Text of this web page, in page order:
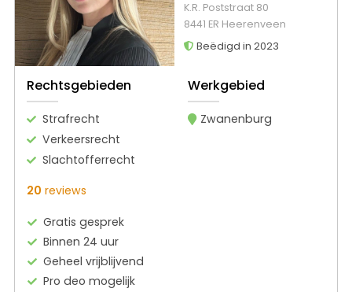
K.R. Poststraat 80
8441 ER Heerenveen
Beëdigd in 2023
Rechtsgebieden
Strafrecht
Verkeersrecht
Slachtofferrecht
Werkgebied
Zwanenburg
20 reviews
Gratis gesprek
Binnen 24 uur
Geheel vrijblijvend
Pro deo mogelijk